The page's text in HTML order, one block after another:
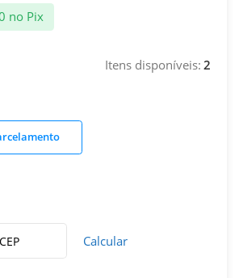
no Pix
Itens disponíveis: 2
Calcular